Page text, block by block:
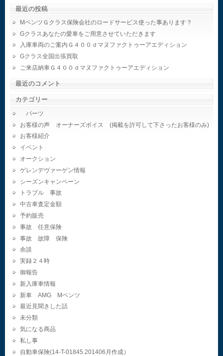
最近の投稿
MベンツＧクラス保険会社のロードサービス使った事あります？
Gクラスあなたの愛車をご用意させていただきます
入庫車両のご案内Ｇ４００ｄマヌファクトゥーアエディション
Gクラス全国出張買取
ご来店納車Ｇ４００ｄマヌファクトゥーアエディション
最近のコメント
カテゴリー
パーツ
お客様の声 オーナーズボイス (掲載を許可して下さったお客様のみ)
お客様紹介
イベント
オークション
ゲレンデヴァーゲン情報
シーズンキャンペーン
トラブル 事故
中古車査定金額
予約販売
事故 任意保険
事故 故障 保険
余談
実録２４時
御報告
新入庫車情報
新車 AMG Mベンツ
最近見聞きした話
未分類
気になる商品
私し事
自動車保険(14-T-01845.201406月作成）